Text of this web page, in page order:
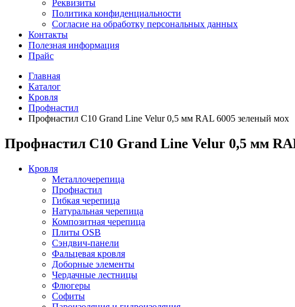
Реквизиты
Политика конфиденциальности
Согласие на обработку персональных данных
Контакты
Полезная информация
Прайс
Главная
Каталог
Кровля
Профнастил
Профнастил С10 Grand Line Velur 0,5 мм RAL 6005 зеленый мох
Профнастил С10 Grand Line Velur 0,5 мм
Кровля
Металлочерепица
Профнастил
Гибкая черепица
Натуральная черепица
Композитная черепица
Плиты OSB
Сэндвич-панели
Фальцевая кровля
Доборные элементы
Чердачные лестницы
Флюгеры
Софиты